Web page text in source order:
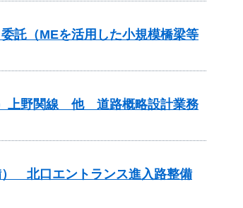
託（MEを活用した小規模橋梁等
上野関線 他 道路概略設計業務
） 北口エントランス進入路整備